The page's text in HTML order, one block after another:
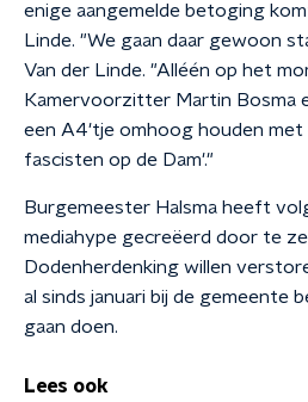
enige aangemelde betoging
Linde. "We gaan daar gewoon
Van der Linde. "Alléén op het
Kamervoorzitter Martin Bosma
een A4'tje omhoog houden met
fascisten op de Dam'."
Burgemeester Halsma heeft
mediahype gecreëerd door te
Dodenherdenking willen
al sinds januari bij de gemeente
gaan doen.
Lees ook